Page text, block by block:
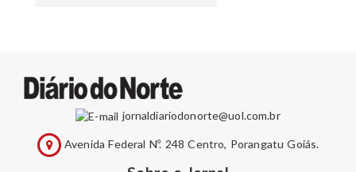
jornaldiariodonorte@uol.com.br
Avenida Federal Nº. 248 Centro, Porangatu Goiás.